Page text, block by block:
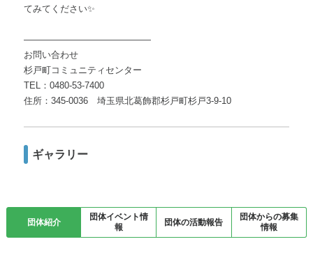
てみてください✨
――――――――――――――
お問い合わせ
杉戸町コミュニティセンター
TEL：0480‐53‐7400
住所：345-0036 埼玉県北葛飾郡杉戸町杉戸3‐9‐10
ギャラリー
団体紹介
団体イベント情
報
団体の活動報告
団体からの募集
情報